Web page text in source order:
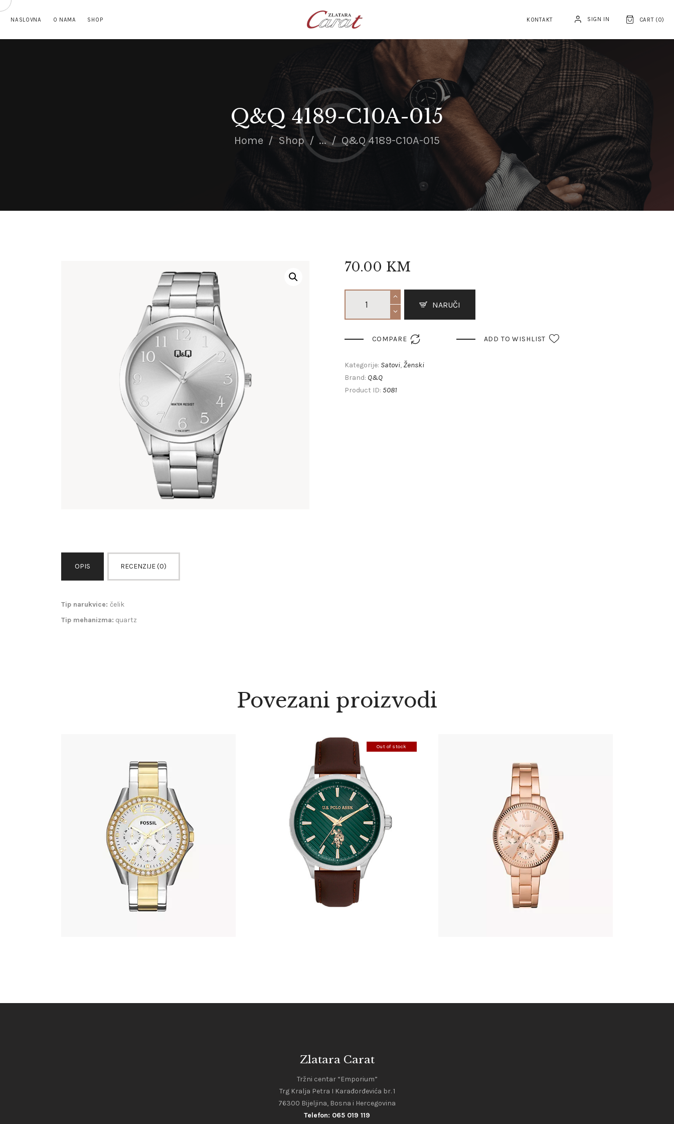
NASLOVNA O NAMA SHOP KONTAKT SIGN IN CART (0)
Q&Q 4189-C10A-015
Home Shop ... Q&Q 4189-C10A-015
NASLOVNA
O NAMA
SATOVI
SREBRNI NAKIT
ZLATNI NAKIT
70.00 KM
NARUČI
COMPARE  ADD TO WISHLIST
Kategorije: Satovi, Ženski
Brand: Q&Q
Product ID: 5081
OPIS RECENZIJE (0)
Tip narukvice: čelik
Tip mehanizma: quartz
Povezani proizvodi
FOSSIL ES3204
690 .00 KM
Out of stock
U.S. POLO ASSN 1069-05
220.00 KM
FOSSIL BQ3691
345.00 KM
Zlatara Carat
Tržni centar “Emporium”
Trg Kralja Petra I Karađorđevića br. 1
76300 Bijeljina, Bosna i Hercegovina
Telefon: 065 019 119